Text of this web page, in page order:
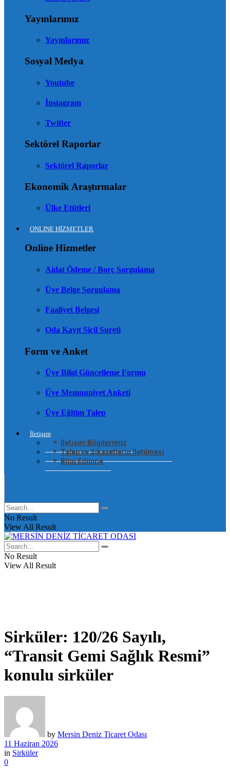
Yayınlarımız
Yayınlarımız
Sosyal Medya
Youtube
İnstagram
Twitter
Sektörel Raporlar
Sektörel Raporlar
Ekonomik Araştırmalar
Ülke Etütleri
ONLINE HİZMETLER
Online Hizmetler
Aidat Ödeme / Borç Sorgulama
Üye Belge Sorgulama
Faaliyet Belgesi
Oda Kayıt Sicil Sureti
Form ve Anket
Üye Bilgi Güncelleme Formu
Üye Memnuniyet Anketi
Üye Eğitim Talep
İletişim
İletişim Bilgilerimiz
Talep ve Şikayetlerin İletilmesi
Bilgi Edinme
No Result
View All Result
No Result
View All Result
Sirküler: 120/26 Sayılı,
“Transit Gemi Sağlık Resmi”
konulu sirküler
by Mersin Deniz Ticaret Odası
11 Haziran 2026
in Sirküler
0